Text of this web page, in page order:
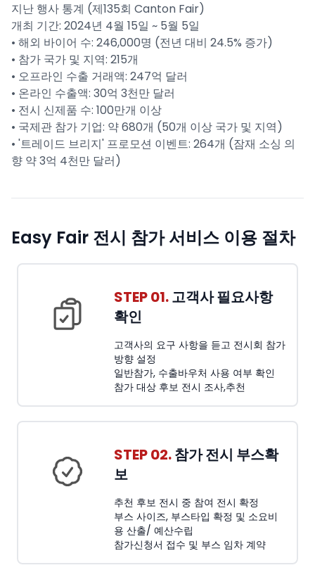
지난 행사 통계 (제135회 Canton Fair)
개최 기간: 2024년 4월 15일 ~ 5월 5일
• 해외 바이어 수: 246,000명 (전년 대비 24.5% 증가)
• 참가 국가 및 지역: 215개
• 오프라인 수출 거래액: 247억 달러
• 온라인 수출액: 30억 3천만 달러
• 전시 신제품 수: 100만개 이상
• 국제관 참가 기업: 약 680개 (50개 이상 국가 및 지역)
• '트레이드 브리지' 프로모션 이벤트: 264개 (잠재 소싱 의
향 약 3억 4천만 달러)
Easy Fair 전시 참가 서비스 이용 절차
STEP 01.고객사 필요사항
확인
고객사의 요구 사항을 듣고 전시회 참가
방향 설정
일반참가, 수출바우처 사용 여부 확인
참가 대상 후보 전시 조사,추천
STEP 02.참가 전시 부스확
보
추천 후보 전시 중 참여 전시 확정
부스 사이즈, 부스타입 확정 및 소요비
용 산출/ 예산수립
참가신청서 접수 및 부스 임차 계약